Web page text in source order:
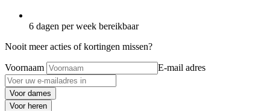
6 dagen per week bereikbaar
Nooit meer acties of kortingen missen?
Voornaam E-mail adres
Voor dames
Voor heren